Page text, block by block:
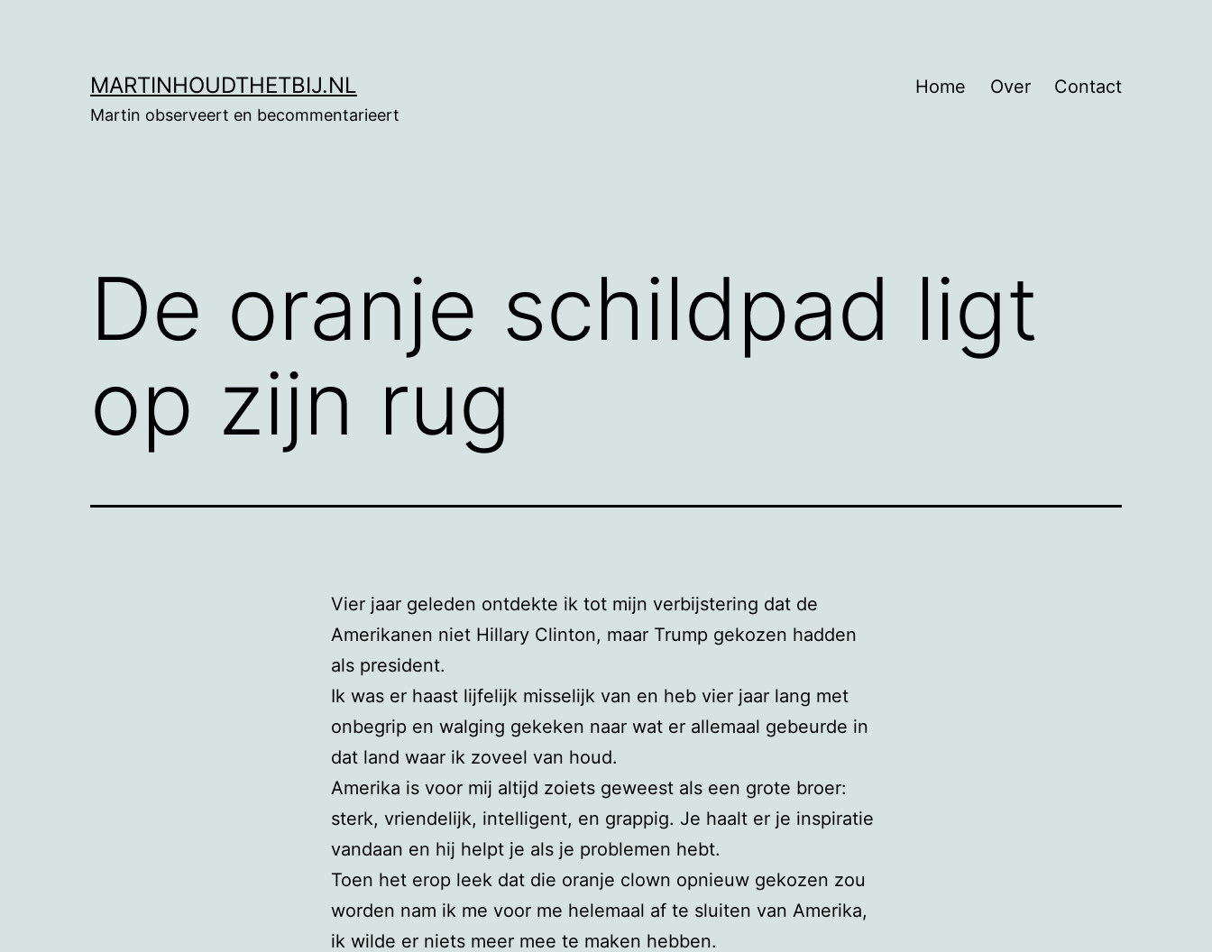
MARTINHOUDTHETBIJ.NL
Martin observeert en becommentarieert
Home Over Contact
De oranje schildpad ligt
op zijn rug
Vier jaar geleden ontdekte ik tot mijn verbijstering dat de
Amerikanen niet Hillary Clinton, maar Trump gekozen hadden
als president.
Ik was er haast lijfelijk misselijk van en heb vier jaar lang met
onbegrip en walging gekeken naar wat er allemaal gebeurde in
dat land waar ik zoveel van houd.
Amerika is voor mij altijd zoiets geweest als een grote broer:
sterk, vriendelijk, intelligent, en grappig. Je haalt er je inspiratie
vandaan en hij helpt je als je problemen hebt.
Toen het erop leek dat die oranje clown opnieuw gekozen zou
worden nam ik me voor me helemaal af te sluiten van Amerika,
ik wilde er niets meer mee te maken hebben.